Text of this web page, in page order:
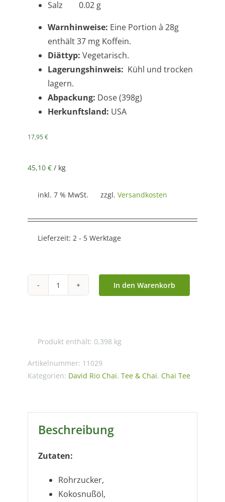
Salz 0.02 g
Warnhinweise: Eine Portion à 28g
enthält 37 mg Koffein.
Diättyp: Vegetarisch.
Lagerungshinweis: Kühl und trocken
lagern.
Abpackung: Dose (398g)
Herkunftsland: USA
17,95€
45,10 € / kg
inkl. 7 % MwSt. zzgl. Versandkosten
Lieferzeit: 2 - 5 Werktage
David
Mango
Chai
(398g)
In den Warenkorb
Produkt enthält: 0,398 kg
Artikelnummer: 11029
Kategorien: David Rio Chai, Tee & Chai, Chai Tee
Beschreibung
Zutaten:
Rohrzucker,
Kokosnußöl,